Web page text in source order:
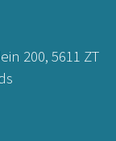
200, 5611 ZT